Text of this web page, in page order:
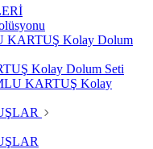
Kolay Dolum
Kolay Dolum Seti
KARTUŞ Kolay